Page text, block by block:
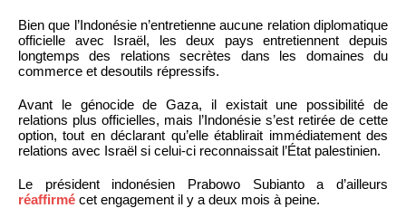
Bien que l’Indonésie n’entretienne aucune relation diplomatique
officielle avec Israël, les deux pays entretiennent depuis
longtemps des relations secrètes dans les domaines du
commerce et desoutils répressifs.
Avant le génocide de Gaza, il existait une possibilité de
relations plus officielles, mais l’Indonésie s’est retirée de cette
option, tout en déclarant qu’elle établirait immédiatement des
relations avec Israël si celui-ci reconnaissait l’État palestinien.
Le président indonésien Prabowo Subianto a d’ailleurs
réaffirmé cet engagement il y a deux mois à peine.